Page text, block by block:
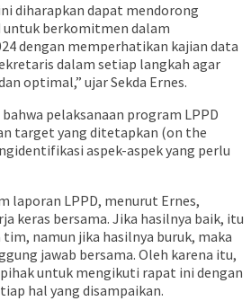
diharapkan dapat mendorong
untuk berkomitmen dalam
dengan memperhatikan kajian data
dalam setiap langkah agar
optimal,” ujar Sekda Ernes.
pelaksanaan program LPPD
target yang ditetapkan (on the
aspek-aspek yang perlu
laporan LPPD, menurut Ernes,
keras bersama. Jika hasilnya baik, itu
namun jika hasilnya buruk, maka
jawab bersama. Oleh karena itu,
untuk mengikuti rapat ini dengan
hal yang disampaikan.